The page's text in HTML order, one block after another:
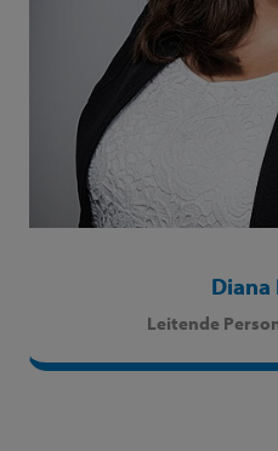
Diana
Leitende